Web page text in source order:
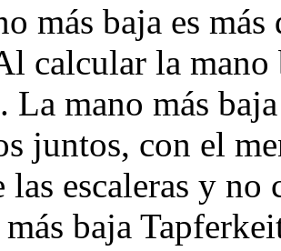
más baja es
calcular la mano
La mano más
juntos, con el
las escaleras y
más baja